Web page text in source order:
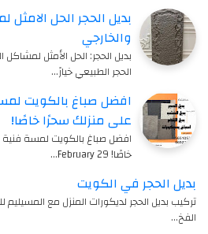
بديل الحجر الحل الامثل
والخارجي
بديل الحجر: الحل الأمثل لمشاكل
الحجر الطبيعي خيارً…
افضل صباغ بالكويت
على منزلك سحرًا خاصًا!
افضل صباغ بالكويت لمسة
خاصًا! 29 February…
بديل الحجر في الكويت
تركيب بديل الحجر لديكورات المنزل مع
الفخ…